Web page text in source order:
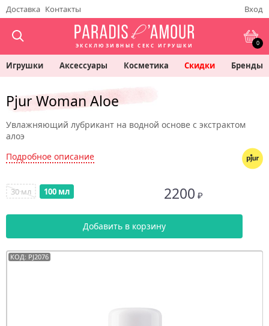
Доставка Контакты Вход
ЭКСКЛЮЗИВНЫЕ СЕКС ИГРУШКИ 0
Игрушки Аксессуары Косметика Скидки Бренды
Pjur Woman Aloe
Увлажняющий лубрикант на водной основе с экстрактом
алоэ
Подробное описание
2200 ₽
30 мл 100 мл
Добавить в корзину
КОД: PJ2076